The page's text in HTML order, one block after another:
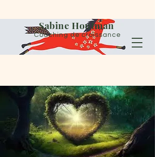
Sabine Houtman
Coaching de croissance